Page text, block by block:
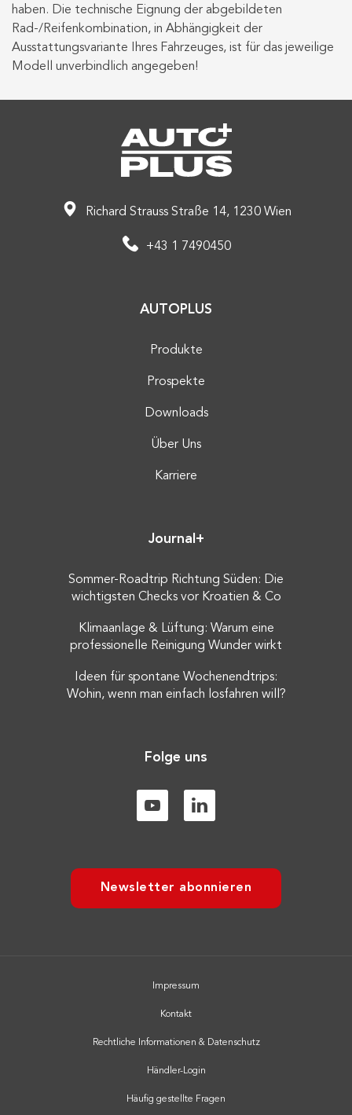
haben. Die technische Eignung der abgebildeten
Rad-/Reifenkombination, in Abhängigkeit der
Ausstattungsvariante Ihres Fahrzeuges, ist für das jeweilige
Modell unverbindlich angegeben!
Richard Strauss Straße 14, 1230 Wien
+43 1 7490450
AUTOPLUS
Produkte
Prospekte
Downloads
Über Uns
Karriere
Journal+
Sommer-Roadtrip Richtung Süden: Die
wichtigsten Checks vor Kroatien & Co
Klimaanlage & Lüftung: Warum eine
professionelle Reinigung Wunder wirkt
Ideen für spontane Wochenendtrips:
Wohin, wenn man einfach losfahren will?
Folge uns
Newsletter abonnieren
Impressum
Kontakt
Rechtliche Informationen & Datenschutz
Händler-Login
Häufig gestellte Fragen